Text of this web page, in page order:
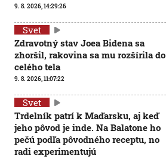
9. 8. 2026, 14:29:26
Svet
Zdravotný stav Joea Bidena sa
zhoršil, rakovina sa mu rozšírila do
celého tela
9. 8. 2026, 11:07:22
Svet
Trdelník patrí k Maďarsku, aj keď
jeho pôvod je inde. Na Balatone ho
pečú podľa pôvodného receptu, no
radi experimentujú